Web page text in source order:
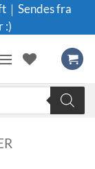
｜Sendes fra
:)